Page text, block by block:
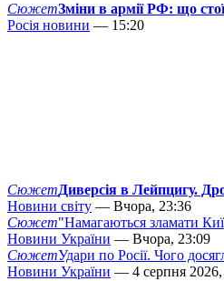
СюжетЗміни в армії РФ: що
Росія новини — 15:20
СюжетДиверсія в Лейпцигу.
Новини світу — Вчора, 23:36
Сюжет"Намагаються зламати
Новини України — Вчора, 23:09
СюжетУдари по Росії. Чого
Новини України — 4 серпня 2026,